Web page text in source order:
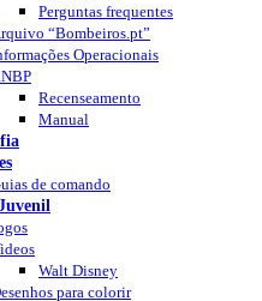
Perguntas frequentes
“Bombeiros.pt”
Operacionais
Recenseamento
Manual
de comando
Walt Disney
para colorir